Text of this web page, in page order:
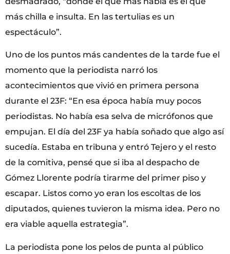
más chilla e insulta. En las tertulias es un
espectáculo”.
Uno de los puntos más candentes de la tarde fue el
momento que la periodista narró los
acontecimientos que vivió en primera persona
durante el 23F: “En esa época había muy pocos
periodistas. No había esa selva de micrófonos que
empujan. El día del 23F ya había soñado que algo así
sucedía. Estaba en tribuna y entró Tejero y el resto
de la comitiva, pensé que si iba al despacho de
Gómez Llorente podría tirarme del primer piso y
escapar. Listos como yo eran los escoltas de los
diputados, quienes tuvieron la misma idea. Pero no
era viable aquella estrategia”.
La periodista pone los pelos de punta al público